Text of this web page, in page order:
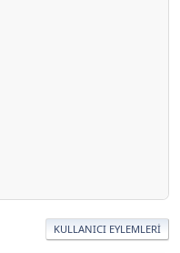
KULLANICI EYLEMLERI